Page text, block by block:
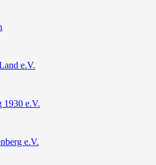
e.V.
1930 e.V.
e.V.